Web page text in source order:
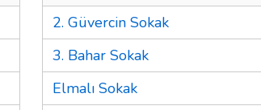
2. Güvercin Sokak
3. Bahar Sokak
Elmalı Sokak